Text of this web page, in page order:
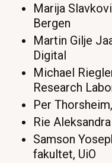
Marija
Bergen
Martin Gilje
Digital
Michael
Research
Per
Rie
Samson
fakultet, UiO